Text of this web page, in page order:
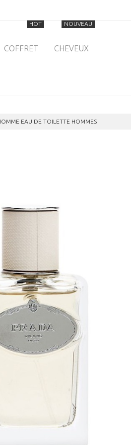
COFFRET
HOT
CHEVEUX
NOUVEAU
EAU DE TOILETTE HOMMES